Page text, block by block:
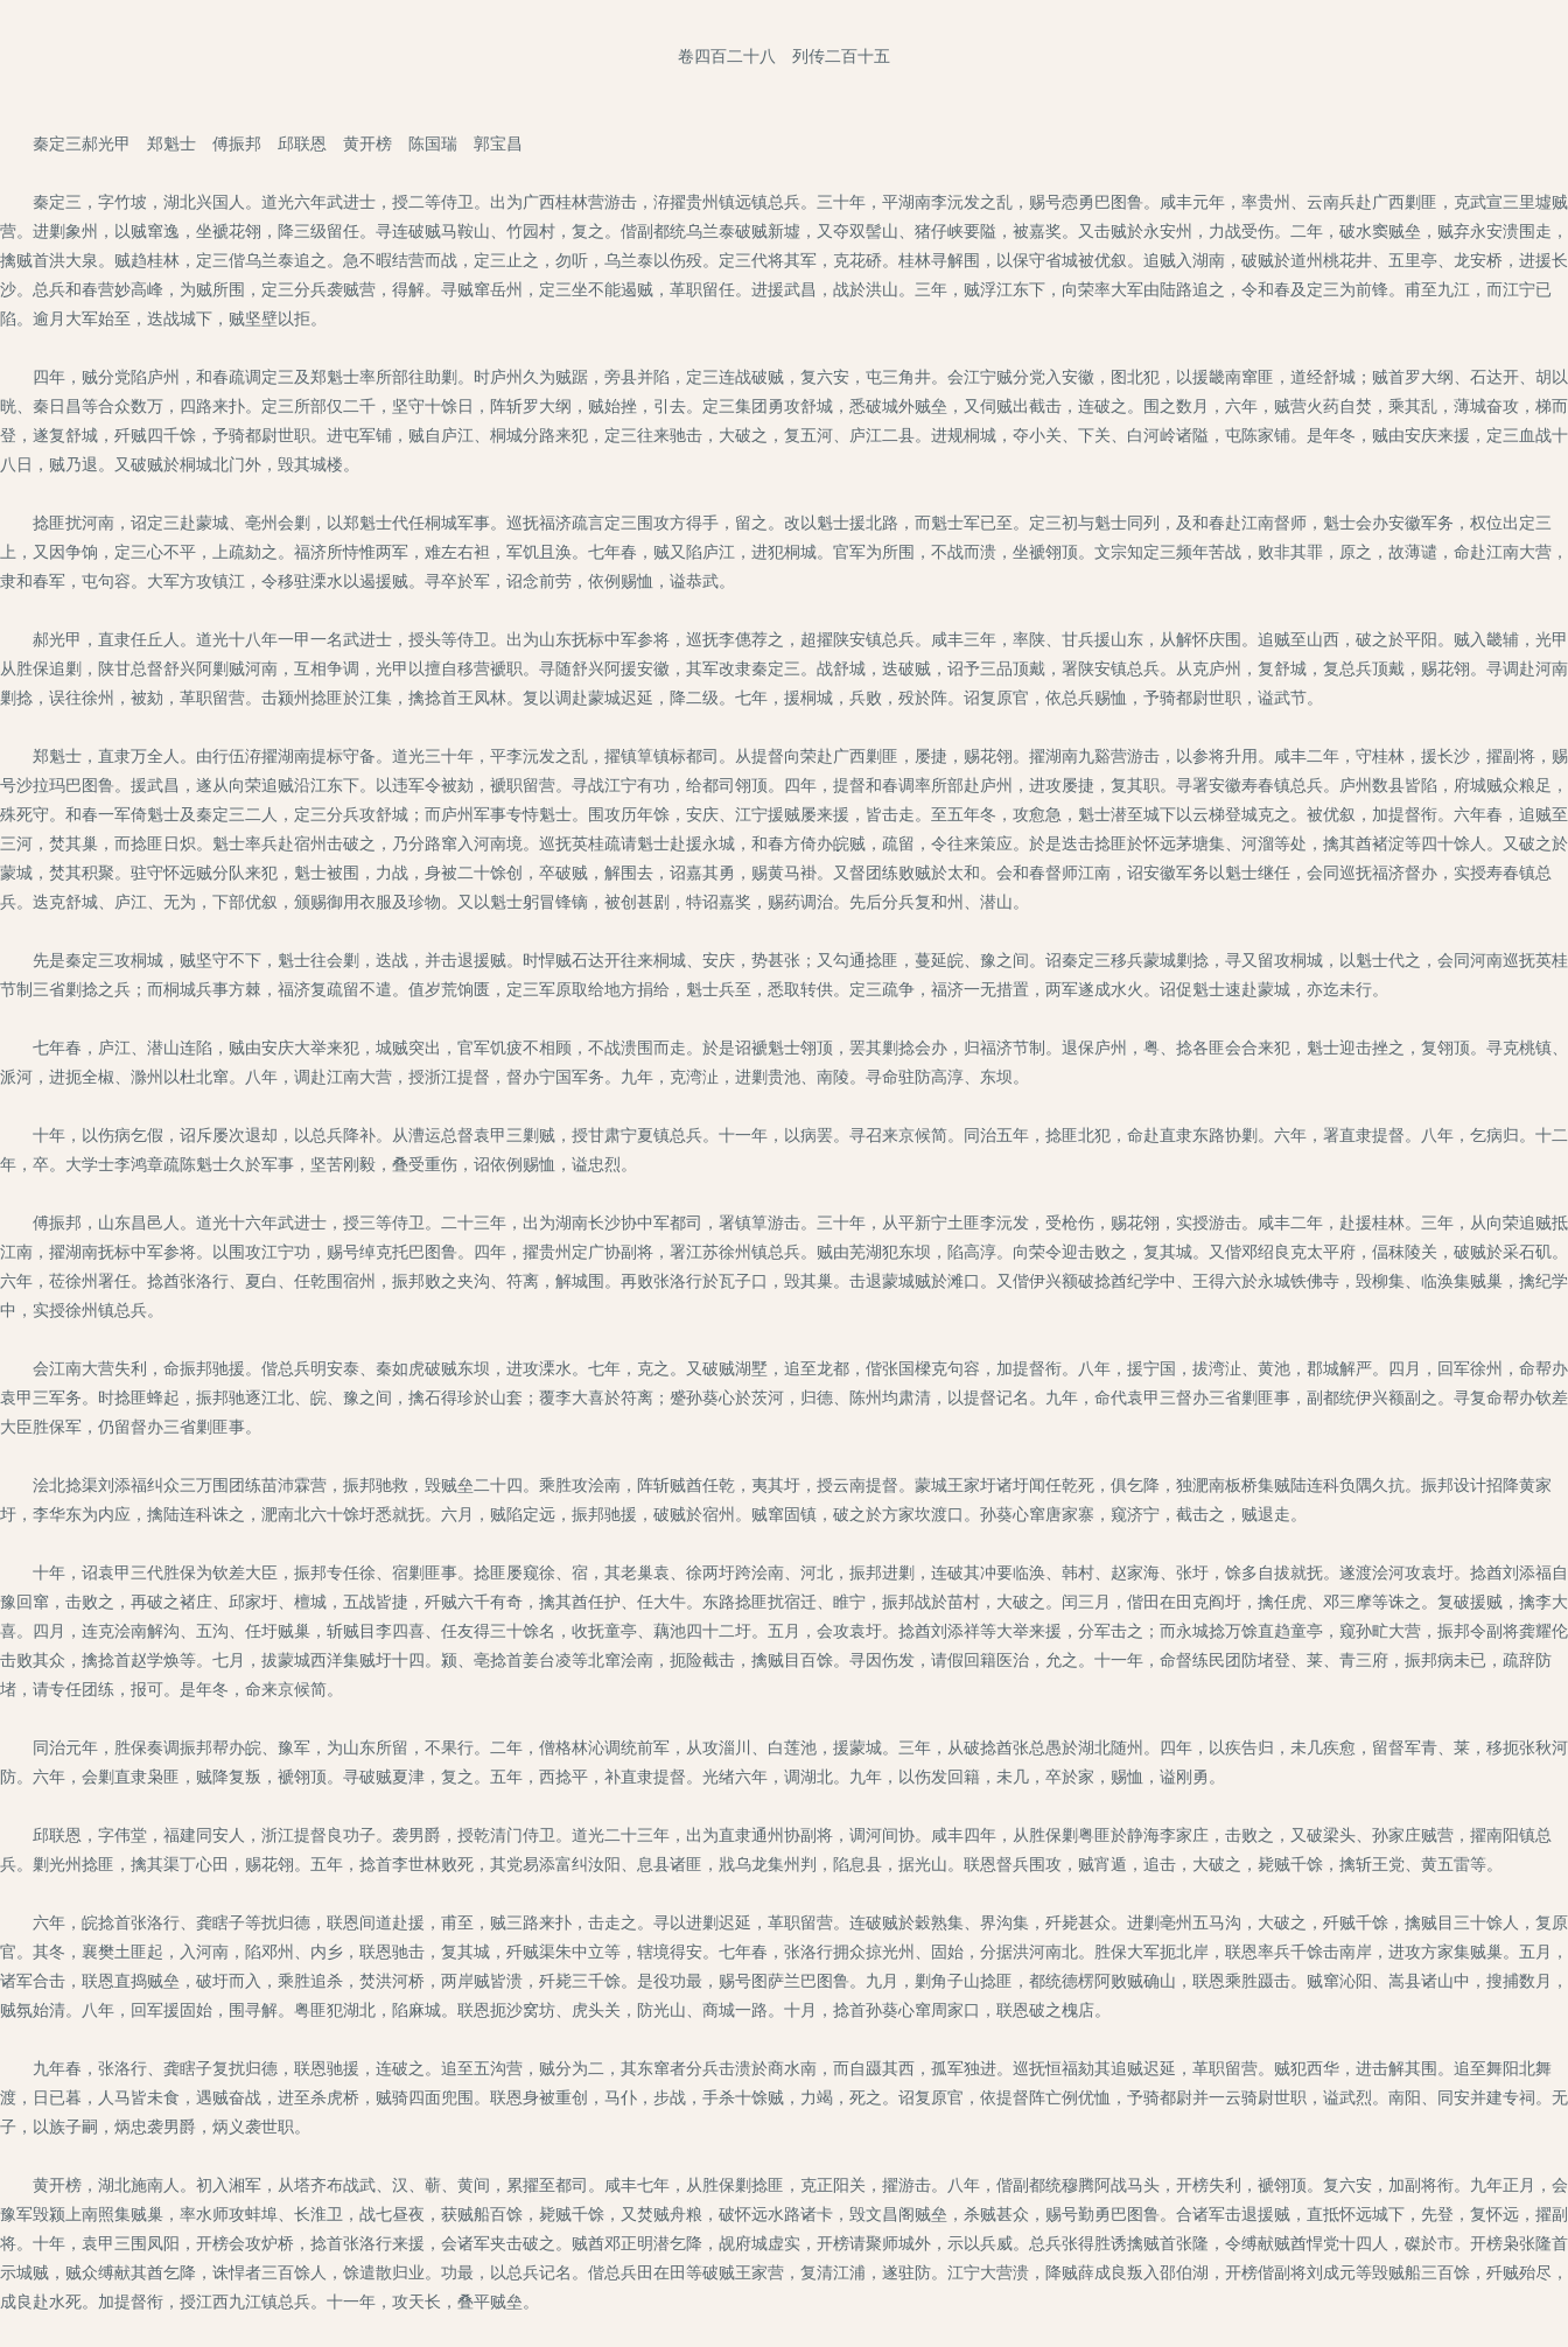
卷四百二十八 列传二百十五
秦定三郝光甲 郑魁士 傅振邦 邱联恩 黄开榜 陈国瑞 郭宝昌
秦定三，字竹坡，湖北兴国人。道光六年武进士，授二等侍卫。出为广西桂林营游击，洊擢贵州镇远镇总兵。三十年，平湖南李沅发之乱，赐号悫勇巴图鲁。咸丰元年，率贵州、云南兵赴广西剿匪，克武宣三里墟贼
营。进剿象州，以贼窜逸，坐褫花翎，降三级留任。寻连破贼马鞍山、竹园村，复之。偕副都统乌兰泰破贼新墟，又夺双髻山、猪仔峡要隘，被嘉奖。又击贼於永安州，力战受伤。二年，破水窦贼垒，贼弃永安溃围走，
擒贼首洪大泉。贼趋桂林，定三偕乌兰泰追之。急不暇结营而战，定三止之，勿听，乌兰泰以伤殁。定三代将其军，克花硚。桂林寻解围，以保守省城被优叙。追贼入湖南，破贼於道州桃花井、五里亭、龙安桥，进援长
沙。总兵和春营妙高峰，为贼所围，定三分兵袭贼营，得解。寻贼窜岳州，定三坐不能遏贼，革职留任。进援武昌，战於洪山。三年，贼浮江东下，向荣率大军由陆路追之，令和春及定三为前锋。甫至九江，而江宁已
陷。逾月大军始至，迭战城下，贼坚壁以拒。
四年，贼分党陷庐州，和春疏调定三及郑魁士率所部往助剿。时庐州久为贼踞，旁县并陷，定三连战破贼，复六安，屯三角井。会江宁贼分党入安徽，图北犯，以援畿南窜匪，道经舒城；贼首罗大纲、石达开、胡以
晄、秦日昌等合众数万，四路来扑。定三所部仅二千，坚守十馀日，阵斩罗大纲，贼始挫，引去。定三集团勇攻舒城，悉破城外贼垒，又伺贼出截击，连破之。围之数月，六年，贼营火药自焚，乘其乱，薄城奋攻，梯而
登，遂复舒城，歼贼四千馀，予骑都尉世职。进屯军铺，贼自庐江、桐城分路来犯，定三往来驰击，大破之，复五河、庐江二县。进规桐城，夺小关、下关、白河岭诸隘，屯陈家铺。是年冬，贼由安庆来援，定三血战十
八日，贼乃退。又破贼於桐城北门外，毁其城楼。
捻匪扰河南，诏定三赴蒙城、亳州会剿，以郑魁士代任桐城军事。巡抚福济疏言定三围攻方得手，留之。改以魁士援北路，而魁士军已至。定三初与魁士同列，及和春赴江南督师，魁士会办安徽军务，权位出定三
上，又因争饷，定三心不平，上疏劾之。福济所恃惟两军，难左右袒，军饥且涣。七年春，贼又陷庐江，进犯桐城。官军为所围，不战而溃，坐褫翎顶。文宗知定三频年苦战，败非其罪，原之，故薄谴，命赴江南大营，
隶和春军，屯句容。大军方攻镇江，令移驻溧水以遏援贼。寻卒於军，诏念前劳，依例赐恤，谥恭武。
郝光甲，直隶任丘人。道光十八年一甲一名武进士，授头等侍卫。出为山东抚标中军参将，巡抚李僡荐之，超擢陕安镇总兵。咸丰三年，率陕、甘兵援山东，从解怀庆围。追贼至山西，破之於平阳。贼入畿辅，光甲
从胜保追剿，陕甘总督舒兴阿剿贼河南，互相争调，光甲以擅自移营褫职。寻随舒兴阿援安徽，其军改隶秦定三。战舒城，迭破贼，诏予三品顶戴，署陕安镇总兵。从克庐州，复舒城，复总兵顶戴，赐花翎。寻调赴河南
剿捻，误往徐州，被劾，革职留营。击颍州捻匪於江集，擒捻首王凤林。复以调赴蒙城迟延，降二级。七年，援桐城，兵败，殁於阵。诏复原官，依总兵赐恤，予骑都尉世职，谥武节。
郑魁士，直隶万全人。由行伍洊擢湖南提标守备。道光三十年，平李沅发之乱，擢镇筸镇标都司。从提督向荣赴广西剿匪，屡捷，赐花翎。擢湖南九谿营游击，以参将升用。咸丰二年，守桂林，援长沙，擢副将，赐
号沙拉玛巴图鲁。援武昌，遂从向荣追贼沿江东下。以违军令被劾，褫职留营。寻战江宁有功，给都司翎顶。四年，提督和春调率所部赴庐州，进攻屡捷，复其职。寻署安徽寿春镇总兵。庐州数县皆陷，府城贼众粮足，
殊死守。和春一军倚魁士及秦定三二人，定三分兵攻舒城；而庐州军事专恃魁士。围攻历年馀，安庆、江宁援贼屡来援，皆击走。至五年冬，攻愈急，魁士潜至城下以云梯登城克之。被优叙，加提督衔。六年春，追贼至
三河，焚其巢，而捻匪日炽。魁士率兵赴宿州击破之，乃分路窜入河南境。巡抚英桂疏请魁士赴援永城，和春方倚办皖贼，疏留，令往来策应。於是迭击捻匪於怀远茅塘集、河溜等处，擒其酋褚淀等四十馀人。又破之於
蒙城，焚其积聚。驻守怀远贼分队来犯，魁士被围，力战，身被二十馀创，卒破贼，解围去，诏嘉其勇，赐黄马褂。又督团练败贼於太和。会和春督师江南，诏安徽军务以魁士继任，会同巡抚福济督办，实授寿春镇总
兵。迭克舒城、庐江、无为，下部优叙，颁赐御用衣服及珍物。又以魁士躬冒锋镝，被创甚剧，特诏嘉奖，赐药调治。先后分兵复和州、潜山。
先是秦定三攻桐城，贼坚守不下，魁士往会剿，迭战，并击退援贼。时悍贼石达开往来桐城、安庆，势甚张；又勾通捻匪，蔓延皖、豫之间。诏秦定三移兵蒙城剿捻，寻又留攻桐城，以魁士代之，会同河南巡抚英桂
节制三省剿捻之兵；而桐城兵事方棘，福济复疏留不遣。值岁荒饷匮，定三军原取给地方捐给，魁士兵至，悉取转供。定三疏争，福济一无措置，两军遂成水火。诏促魁士速赴蒙城，亦迄未行。
七年春，庐江、潜山连陷，贼由安庆大举来犯，城贼突出，官军饥疲不相顾，不战溃围而走。於是诏褫魁士翎顶，罢其剿捻会办，归福济节制。退保庐州，粤、捻各匪会合来犯，魁士迎击挫之，复翎顶。寻克桃镇、
派河，进扼全椒、滁州以杜北窜。八年，调赴江南大营，授浙江提督，督办宁国军务。九年，克湾沚，进剿贵池、南陵。寻命驻防高淳、东坝。
十年，以伤病乞假，诏斥屡次退却，以总兵降补。从漕运总督袁甲三剿贼，授甘肃宁夏镇总兵。十一年，以病罢。寻召来京候简。同治五年，捻匪北犯，命赴直隶东路协剿。六年，署直隶提督。八年，乞病归。十二
年，卒。大学士李鸿章疏陈魁士久於军事，坚苦刚毅，叠受重伤，诏依例赐恤，谥忠烈。
傅振邦，山东昌邑人。道光十六年武进士，授三等侍卫。二十三年，出为湖南长沙协中军都司，署镇筸游击。三十年，从平新宁土匪李沅发，受枪伤，赐花翎，实授游击。咸丰二年，赴援桂林。三年，从向荣追贼抵
江南，擢湖南抚标中军参将。以围攻江宁功，赐号绰克托巴图鲁。四年，擢贵州定广协副将，署江苏徐州镇总兵。贼由芜湖犯东坝，陷高淳。向荣令迎击败之，复其城。又偕邓绍良克太平府，偪秣陵关，破贼於采石矶。
六年，莅徐州署任。捻酋张洛行、夏白、任乾围宿州，振邦败之夹沟、符离，解城围。再败张洛行於瓦子口，毁其巢。击退蒙城贼於滩口。又偕伊兴额破捻酋纪学中、王得六於永城铁佛寺，毁柳集、临涣集贼巢，擒纪学
中，实授徐州镇总兵。
会江南大营失利，命振邦驰援。偕总兵明安泰、秦如虎破贼东坝，进攻溧水。七年，克之。又破贼湖墅，追至龙都，偕张国樑克句容，加提督衔。八年，援宁国，拔湾沚、黄池，郡城解严。四月，回军徐州，命帮办
袁甲三军务。时捻匪蜂起，振邦驰逐江北、皖、豫之间，擒石得珍於山套；覆李大喜於符离；蹙孙葵心於茨河，归德、陈州均肃清，以提督记名。九年，命代袁甲三督办三省剿匪事，副都统伊兴额副之。寻复命帮办钦差
大臣胜保军，仍留督办三省剿匪事。
浍北捻渠刘添福纠众三万围团练苗沛霖营，振邦驰救，毁贼垒二十四。乘胜攻浍南，阵斩贼酋任乾，夷其圩，授云南提督。蒙城王家圩诸圩闻任乾死，俱乞降，独淝南板桥集贼陆连科负隅久抗。振邦设计招降黄家
圩，李华东为内应，擒陆连科诛之，淝南北六十馀圩悉就抚。六月，贼陷定远，振邦驰援，破贼於宿州。贼窜固镇，破之於方家坎渡口。孙葵心窜唐家寨，窥济宁，截击之，贼退走。
十年，诏袁甲三代胜保为钦差大臣，振邦专任徐、宿剿匪事。捻匪屡窥徐、宿，其老巢袁、徐两圩跨浍南、河北，振邦进剿，连破其冲要临涣、韩村、赵家海、张圩，馀多自拔就抚。遂渡浍河攻袁圩。捻酋刘添福自
豫回窜，击败之，再破之褚庄、邱家圩、檀城，五战皆捷，歼贼六千有奇，擒其酋任护、任大牛。东路捻匪扰宿迁、睢宁，振邦战於苗村，大破之。闰三月，偕田在田克阎圩，擒任虎、邓三摩等诛之。复破援贼，擒李大
喜。四月，连克浍南解沟、五沟、任圩贼巢，斩贼目李四喜、任友得三十馀名，收抚童亭、藕池四十二圩。五月，会攻袁圩。捻酋刘添祥等大举来援，分军击之；而永城捻万馀直趋童亭，窥孙甿大营，振邦令副将龚耀伦
击败其众，擒捻首赵学焕等。七月，拔蒙城西洋集贼圩十四。颍、亳捻首姜台凌等北窜浍南，扼险截击，擒贼目百馀。寻因伤发，请假回籍医治，允之。十一年，命督练民团防堵登、莱、青三府，振邦病未已，疏辞防
堵，请专任团练，报可。是年冬，命来京候简。
同治元年，胜保奏调振邦帮办皖、豫军，为山东所留，不果行。二年，僧格林沁调统前军，从攻淄川、白莲池，援蒙城。三年，从破捻酋张总愚於湖北随州。四年，以疾告归，未几疾愈，留督军青、莱，移扼张秋河
防。六年，会剿直隶枭匪，贼降复叛，褫翎顶。寻破贼夏津，复之。五年，西捻平，补直隶提督。光绪六年，调湖北。九年，以伤发回籍，未几，卒於家，赐恤，谥刚勇。
邱联恩，字伟堂，福建同安人，浙江提督良功子。袭男爵，授乾清门侍卫。道光二十三年，出为直隶通州协副将，调河间协。咸丰四年，从胜保剿粤匪於静海李家庄，击败之，又破梁头、孙家庄贼营，擢南阳镇总
兵。剿光州捻匪，擒其渠丁心田，赐花翎。五年，捻首李世林败死，其党易添富纠汝阳、息县诸匪，戕乌龙集州判，陷息县，据光山。联恩督兵围攻，贼宵遁，追击，大破之，毙贼千馀，擒斩王党、黄五雷等。
六年，皖捻首张洛行、龚瞎子等扰归德，联恩间道赴援，甫至，贼三路来扑，击走之。寻以进剿迟延，革职留营。连破贼於穀熟集、界沟集，歼毙甚众。进剿亳州五马沟，大破之，歼贼千馀，擒贼目三十馀人，复原
官。其冬，襄樊土匪起，入河南，陷邓州、内乡，联恩驰击，复其城，歼贼渠朱中立等，辖境得安。七年春，张洛行拥众掠光州、固始，分据洪河南北。胜保大军扼北岸，联恩率兵千馀击南岸，进攻方家集贼巢。五月，
诸军合击，联恩直捣贼垒，破圩而入，乘胜追杀，焚洪河桥，两岸贼皆溃，歼毙三千馀。是役功最，赐号图萨兰巴图鲁。九月，剿角子山捻匪，都统德楞阿败贼确山，联恩乘胜蹑击。贼窜沁阳、嵩县诸山中，搜捕数月，
贼氛始清。八年，回军援固始，围寻解。粤匪犯湖北，陷麻城。联恩扼沙窝坊、虎头关，防光山、商城一路。十月，捻首孙葵心窜周家口，联恩破之槐店。
九年春，张洛行、龚瞎子复扰归德，联恩驰援，连破之。追至五沟营，贼分为二，其东窜者分兵击溃於商水南，而自蹑其西，孤军独进。巡抚恒福劾其追贼迟延，革职留营。贼犯西华，进击解其围。追至舞阳北舞
渡，日已暮，人马皆未食，遇贼奋战，进至杀虎桥，贼骑四面兜围。联恩身被重创，马仆，步战，手杀十馀贼，力竭，死之。诏复原官，依提督阵亡例优恤，予骑都尉并一云骑尉世职，谥武烈。南阳、同安并建专祠。无
子，以族子嗣，炳忠袭男爵，炳义袭世职。
黄开榜，湖北施南人。初入湘军，从塔齐布战武、汉、蕲、黄间，累擢至都司。咸丰七年，从胜保剿捻匪，克正阳关，擢游击。八年，偕副都统穆腾阿战马头，开榜失利，褫翎顶。复六安，加副将衔。九年正月，会
豫军毁颍上南照集贼巢，率水师攻蚌埠、长淮卫，战七昼夜，获贼船百馀，毙贼千馀，又焚贼舟粮，破怀远水路诸卡，毁文昌阁贼垒，杀贼甚众，赐号勤勇巴图鲁。合诸军击退援贼，直抵怀远城下，先登，复怀远，擢副
将。十年，袁甲三围凤阳，开榜会攻炉桥，捻首张洛行来援，会诸军夹击破之。贼酋邓正明潜乞降，觇府城虚实，开榜请聚师城外，示以兵威。总兵张得胜诱擒贼首张隆，令缚献贼酋悍党十四人，磔於市。开榜枭张隆首
示城贼，贼众缚献其酋乞降，诛悍者三百馀人，馀遣散归业。功最，以总兵记名。偕总兵田在田等破贼王家营，复清江浦，遂驻防。江宁大营溃，降贼薛成良叛入邵伯湖，开榜偕副将刘成元等毁贼船三百馀，歼贼殆尽，
成良赴水死。加提督衔，授江西九江镇总兵。十一年，攻天长，叠平贼垒。